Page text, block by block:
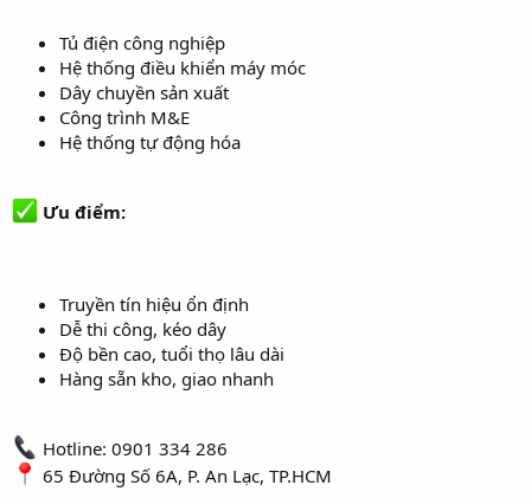
Tủ điện công nghiệp
Hệ thống điều khiển máy móc
Dây chuyền sản xuất
Công trình M&E
Hệ thống tự động hóa
Ưu điểm:
Truyền tín hiệu ổn định
Dễ thi công, kéo dây
Độ bền cao, tuổi thọ lâu dài
Hàng sẵn kho, giao nhanh
Hotline: 0901 334 286
65 Đường Số 6A, P. An Lạc, TP.HCM